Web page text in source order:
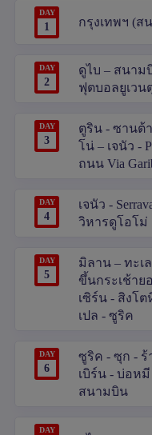
DAY
1 กรุงเทพฯ (
DAY
2
ดูไบ – สนาม
ฟุตบอลยูเวน
DAY
3
ตูริน - ซานต้
โน่ – เจนัว -
ถนน Via
DAY
4
เจนัว -
วิหารดูโอโม่
DAY
5
มิลาน – ทะเ
ขึ้นกระเช้าย
เซิร์น - สิงโ
เปล - ซูริค
DAY
6
ซูริค - ซุก - ร้
เบิร์น - บ่อห
สนามบิน
DAY